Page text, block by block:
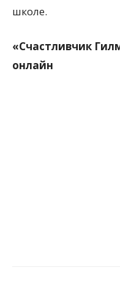
школе.
«Счастливчик
онлайн